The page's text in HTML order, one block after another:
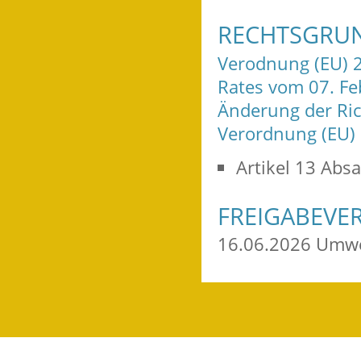
Verodnung (EU)
Rates vom 07.
Änderung der
Verordnung
Artikel 13
16.06.2026